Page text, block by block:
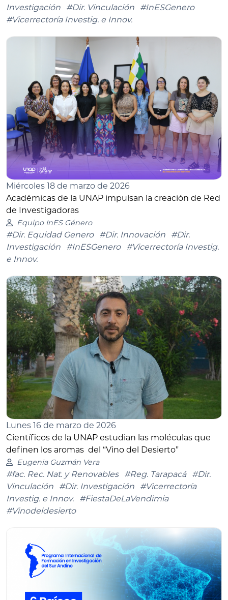
Investigación
#Dir. Vinculación
#InESGenero
#Vicerrectoría Investig. e Innov.
Miércoles 18 de marzo de 2026
Académicas de la UNAP impulsan la creación de Red
de Investigadoras
Equipo InES Género
#Dir. Equidad Genero #Dir. Innovación
#Dir.
Investigación
#InESGenero
#Vicerrectoría Investig.
e Innov.
Lunes 16 de marzo de 2026
Científicos de la UNAP estudian las moléculas que
definen los aromas del “Vino del Desierto”
Eugenia Guzmán Vera
#fac. Rec. Nat. y Renovables #Reg. Tarapacá
#Dir.
Vinculación
#Dir. Investigación
#Vicerrectoría
Investig. e Innov.
#FiestaDeLaVendimia
#Vinodeldesierto